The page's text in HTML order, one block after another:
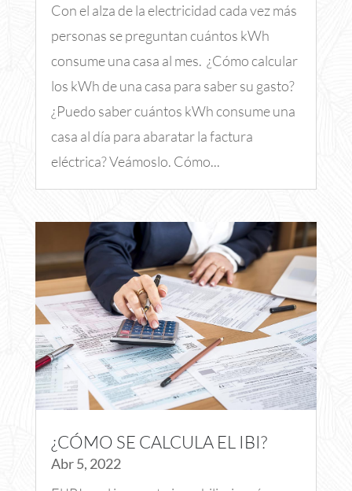
Con el alza de la electricidad cada vez más
personas se preguntan cuántos kWh
consume una casa al mes. ¿Cómo calcular
los kWh de una casa para saber su gasto?
¿Puedo saber cuántos kWh consume una
casa al día para abaratar la factura
eléctrica? Veámoslo. Cómo...
¿CÓMO SE CALCULA EL IBI?
Abr 5, 2022